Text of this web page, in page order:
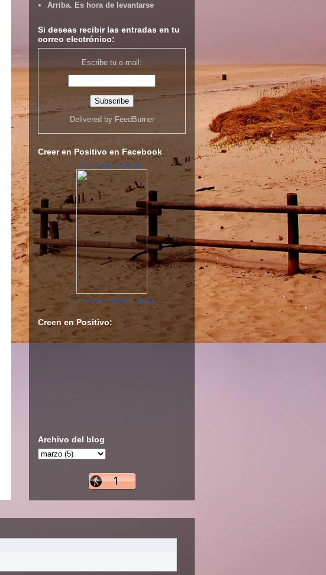
Arriba. Es hora de levantarse
Si deseas recibir las entradas en tu
correo electrónico:
Escribe tu e-mail:
Delivered by FeedBurner
Creer en Positivo en Facebook
CREER EN POSITIVO
Promociona también tu página
Creen en Positivo:
Archivo del blog